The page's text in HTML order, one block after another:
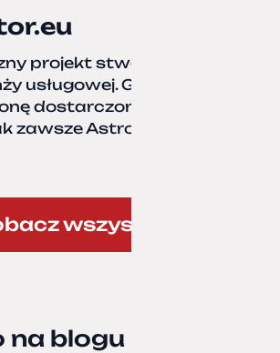
projekt stworzony dla
usługowej. Grafiki oraz
dostarczone przez klienta.
zawsze Astro, TailwindCSS,
wszystkie
na blogu